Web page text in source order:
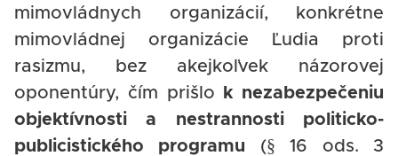
mimovládnych organizácií, konkrétne
mimovládnej organizácie Ľudia proti
rasizmu, bez akejkoľvek názorovej
oponentúry, čím prišlo
k nezabezpečeniu
objektívnosti a nestrannosti politicko-
publicistického programu (§ 16 ods. 3